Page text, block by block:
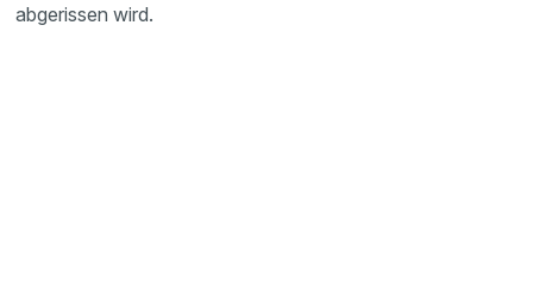
abgerissen wird.